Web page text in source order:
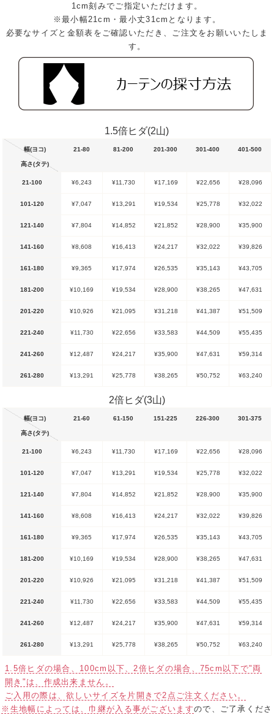
1cm刻みでご指定いただけます。
※最小幅21cm・最小丈31cmとなります。
必要なサイズと金額表をご確認いただき、ご注文をお願いいたしま
す。
1.5倍ヒダ(2山)
幅(ヨコ)
高さ(タテ)
21-80 81-200 201-300 301-400 401-500
21-100 ¥6,243 ¥11,730 ¥17,169 ¥22,656 ¥28,096
101-120 ¥7,047 ¥13,291 ¥19,534 ¥25,778 ¥32,022
121-140 ¥7,804 ¥14,852 ¥21,852 ¥28,900 ¥35,900
141-160 ¥8,608 ¥16,413 ¥24,217 ¥32,022 ¥39,826
161-180 ¥9,365 ¥17,974 ¥26,535 ¥35,143 ¥43,705
181-200 ¥10,169 ¥19,534 ¥28,900 ¥38,265 ¥47,631
201-220 ¥10,926 ¥21,095 ¥31,218 ¥41,387 ¥51,509
221-240 ¥11,730 ¥22,656 ¥33,583 ¥44,509 ¥55,435
241-260 ¥12,487 ¥24,217 ¥35,900 ¥47,631 ¥59,314
261-280 ¥13,291 ¥25,778 ¥38,265 ¥50,752 ¥63,240
2倍ヒダ(3山)
幅(ヨコ)
高さ(タテ)
21-60 61-150 151-225 226-300 301-375
21-100 ¥6,243 ¥11,730 ¥17,169 ¥22,656 ¥28,096
101-120 ¥7,047 ¥13,291 ¥19,534 ¥25,778 ¥32,022
121-140 ¥7,804 ¥14,852 ¥21,852 ¥28,900 ¥35,900
141-160 ¥8,608 ¥16,413 ¥24,217 ¥32,022 ¥39,826
161-180 ¥9,365 ¥17,974 ¥26,535 ¥35,143 ¥43,705
181-200 ¥10,169 ¥19,534 ¥28,900 ¥38,265 ¥47,631
201-220 ¥10,926 ¥21,095 ¥31,218 ¥41,387 ¥51,509
221-240 ¥11,730 ¥22,656 ¥33,583 ¥44,509 ¥55,435
241-260 ¥12,487 ¥24,217 ¥35,900 ¥47,631 ¥59,314
261-280 ¥13,291 ¥25,778 ¥38,265 ¥50,752 ¥63,240
1.5倍ヒダの場合、100cm以下、2倍ヒダの場合、75cm以下で"両
開き"は、作成出来ません。
ご入用の際は、欲しいサイズを片開きで2点ご注文ください。
※生地幅によっては、巾継が入る事がございますので、ご了承くださ